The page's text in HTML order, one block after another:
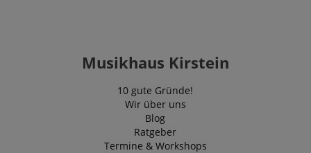
Musikhaus Kirstein
10 gute Gründe!
Wir über uns
Blog
Ratgeber
Termine & Workshops